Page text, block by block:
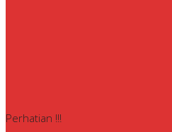
Perhatian !!!